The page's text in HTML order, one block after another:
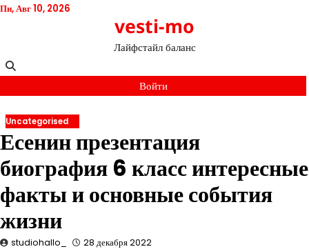
Перейти
Пн, Авг 10, 2026
vesti-mo
Лайфстайл баланс
Войти
Uncategorised
Есенин презентация
биография 6 класс интересные
факты и основные события
жизни
studiohallo_ 28 декабря 2022